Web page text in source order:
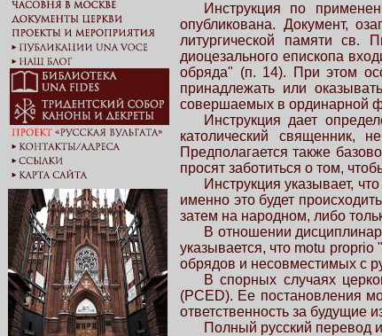
Инструкция по
опубликована. Документ,
литургической памяти св.
диоцезального епископа
обряда" (п. 14). При этом
принадлежать или
совершаемых в ординарной
Инструкция дает
католический священник,
Предполагается также
просят заботиться о том,
Инструкция указывает,
именно это будет
затем на народном, либо
В отношении
указывается, что motu
обрядов и несовместимых с
В спорных случаях
(PCED). Ее постановления
ответственность за будущие
Полный русский перевод